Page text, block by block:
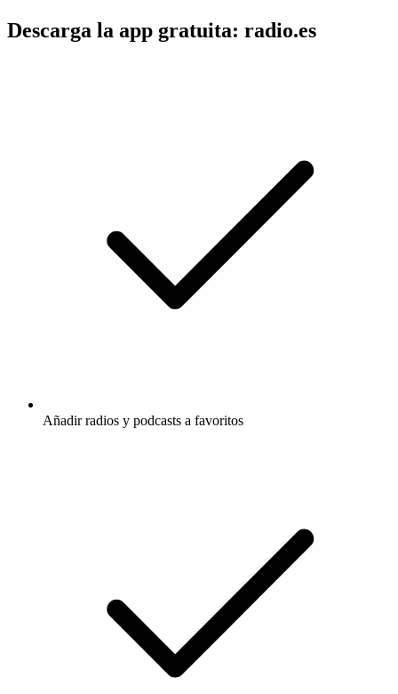
Descarga la app gratuita: radio.es
Añadir radios y podcasts a favoritos